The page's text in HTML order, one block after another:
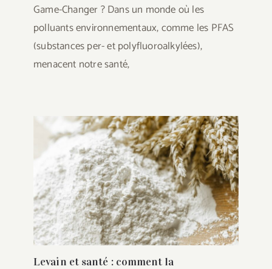
Game-Changer ? Dans un monde où les
polluants environnementaux, comme les PFAS
(substances per- et polyfluoroalkylées),
menacent notre santé,
Levain et santé : comment la